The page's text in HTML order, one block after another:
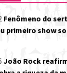
Fenômeno do
primeiro show
João Rock